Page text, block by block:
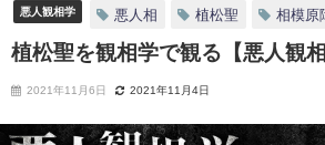
悪人観相学 悪人相 植松聖 相模原
植松聖を観相学で観る【悪人観相
2021年11月6日 2021年11月4日